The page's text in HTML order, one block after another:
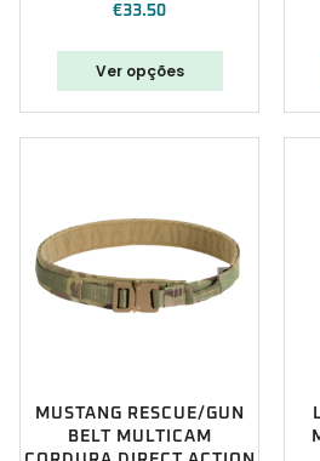
€33.50
Ver opções
MUSTANG RESCUE/GUN
BELT MULTICAM